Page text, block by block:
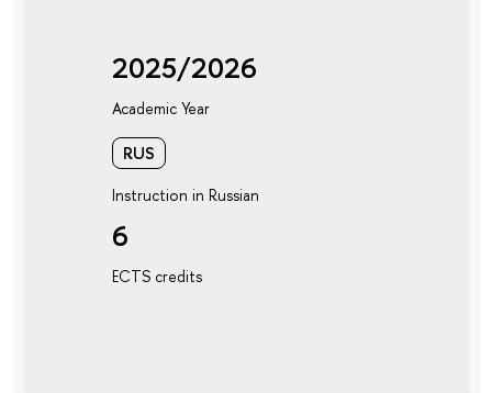
2025/2026
Academic Year
RUS
Instruction in Russian
6
ECTS credits